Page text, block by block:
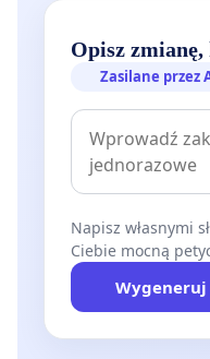
Opisz zmianę,
Zasilane przez
Napisz własnymi
Ciebie mocną